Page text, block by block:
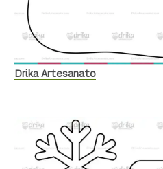
Drika Artesanato